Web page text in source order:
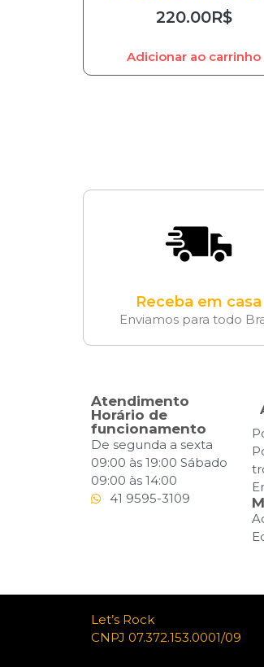
220.00R$
Adicionar ao carrinho
Receba em casa
Enviamos para todo
Atendimento
Horário de
funcionamento
De segunda a sexta
09:00 às 19:00 Sábado
09:00 às 14:00
41 9595-3109
Let’s Rock
CNPJ 07.372.153.0001/09